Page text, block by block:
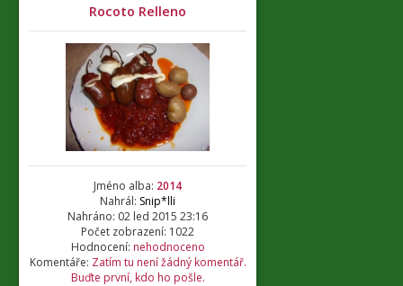
Rocoto Relleno
Jméno alba: 2014
Nahrál: Snip*lli
Nahráno: 02 led 2015 23:16
Počet zobrazení: 1022
Hodnocení: nehodnoceno
Komentáře: Zatím tu není žádný komentář.
Buďte první, kdo ho pošle.